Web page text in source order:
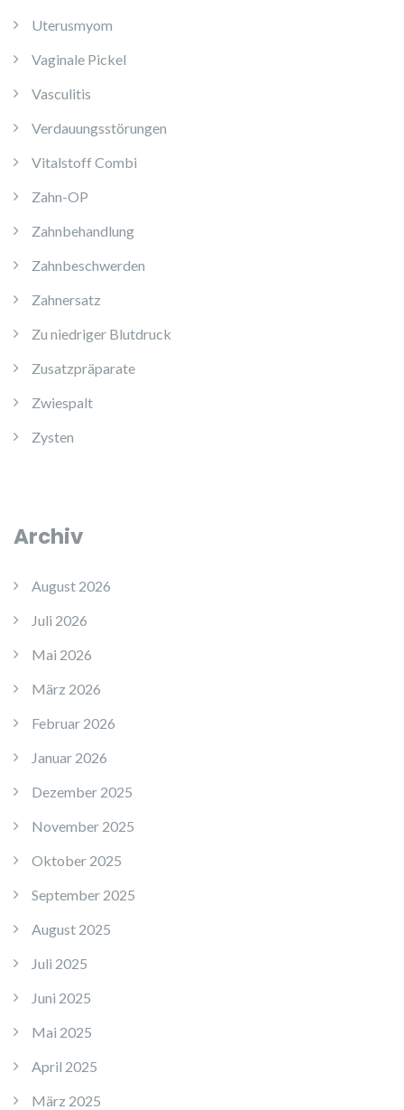
Uterusmyom
Vaginale Pickel
Vasculitis
Verdauungsstörungen
Vitalstoff Combi
Zahn-OP
Zahnbehandlung
Zahnbeschwerden
Zahnersatz
Zu niedriger Blutdruck
Zusatzpräparate
Zwiespalt
Zysten
Archiv
August 2026
Juli 2026
Mai 2026
März 2026
Februar 2026
Januar 2026
Dezember 2025
November 2025
Oktober 2025
September 2025
August 2025
Juli 2025
Juni 2025
Mai 2025
April 2025
März 2025